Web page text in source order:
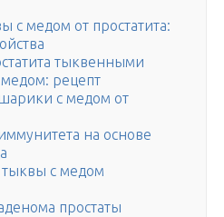
с медом от простатита:
тыквенными
рецепт
с медом от
на основе
с медом
простаты